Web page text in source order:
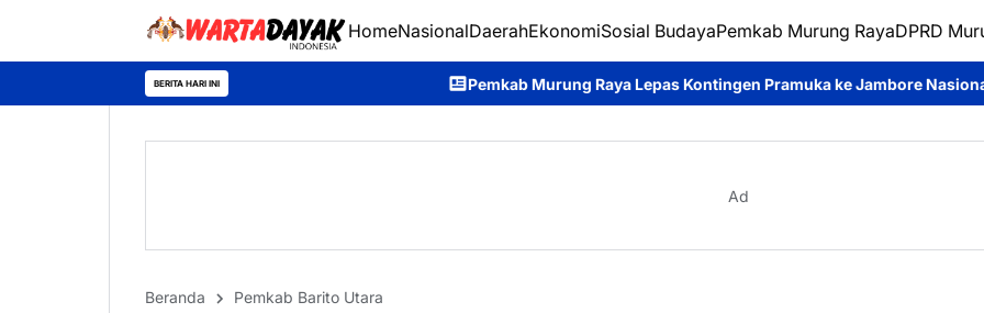
HomeNasionalDaerahEkonomiSosial BudayaPemkab Murung RayaDPRD
BERITA HARI INI Pemkab Murung Raya Lepas Kontingen Pramuka ke Jambore Nasional XII Disdukcapil
Ad
Beranda Pemkab Barito Utara